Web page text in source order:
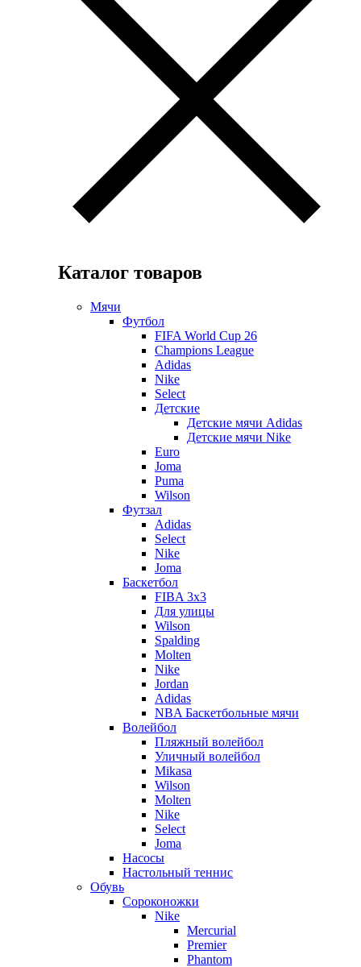
Каталог товаров
Мячи
Футбол
FIFA World Cup 26
Champions League
Adidas
Nike
Select
Детские
Детские мячи Adidas
Детские мячи Nike
Euro
Joma
Puma
Wilson
Футзал
Adidas
Select
Nike
Joma
Баскетбол
FIBA 3x3
Для улицы
Wilson
Spalding
Molten
Nike
Jordan
Adidas
NBA Баскетбольные мячи
Волейбол
Пляжный волейбол
Уличный волейбол
Mikasa
Wilson
Molten
Nike
Select
Joma
Насосы
Настольный теннис
Обувь
Сороконожки
Nike
Mercurial
Premier
Phantom